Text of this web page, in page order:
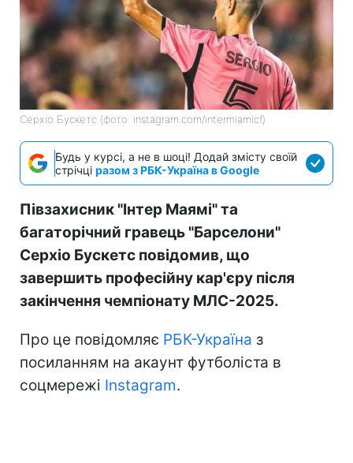
Серхіо Бускетс (фото: instagram.com/intermiamicf)
Будь у курсі, а не в шоці! Додай змісту своїй
стрічці разом з РБК-Україна в Google
Півзахисник "Інтер Маямі" та
багаторічний гравець "Барселони"
Серхіо Бускетс повідомив, що
завершить професійну кар'єру після
закінчення чемпіонату МЛС-2025.
Про це повідомляє РБК-Україна з
посиланням на акаунт футболіста в
соцмережі Instagram.